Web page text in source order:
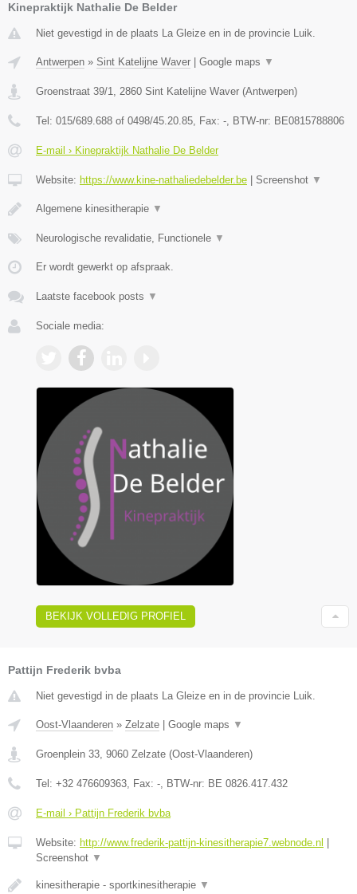
Kinepraktijk Nathalie De Belder
Niet gevestigd in de plaats La Gleize en in de provincie Luik.
Antwerpen » Sint Katelijne Waver Google maps ▼
Groenstraat 39/1 2860 Sint Katelijne Waver (Antwerpen)
Tel: 015/689.688 of 0498/45.20.85 , Fax: - , BTW-nr: BE0815788806
E-mail › Kinepraktijk Nathalie De Belder
Website: https://www.kine-nathaliedebelder.be Screenshot ▼
Algemene kinesitherapie ▼
Neurologische revalidatie, Functionele ▼
Er wordt gewerkt op afspraak.
Laatste facebook posts ▼
Sociale media:
BEKIJK VOLLEDIG PROFIEL
Pattijn Frederik bvba
Niet gevestigd in de plaats La Gleize en in de provincie Luik.
Oost-Vlaanderen » Zelzate Google maps ▼
Groenplein 33 9060 Zelzate (Oost-Vlaanderen)
Tel: +32 476609363 , Fax: - , BTW-nr: BE 0826.417.432
E-mail › Pattijn Frederik bvba
Website: http://www.frederik-pattijn-kinesitherapie7.webnode.nl
Screenshot ▼
kinesitherapie - sportkinesitherapie ▼